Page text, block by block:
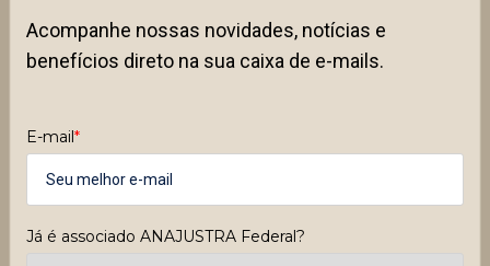
Acompanhe nossas novidades, notícias e
benefícios direto na sua caixa de e-mails.
E-mail *
Já é associado ANAJUSTRA Federal?